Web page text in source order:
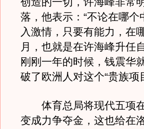
落，他表示：“不论在哪
入激情，只要有能力，在
月，也就是在许海峰升任
刚刚一年的时候，钱震华
破了欧洲人对这个“贵族项
体育总局将现代五项在
变成力争夺金，这也给在